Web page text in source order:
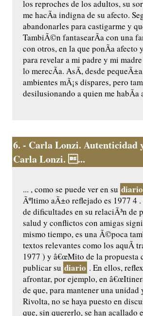
los reproches de los adultos, su
me hacÃ­a indigna de su afecto.
abandonarles para castigarme y
TambiÃ©n fantasearÃ­a con una
con otros, en la que ponÃ­a afecto
para revelar a mi padre y mi
lo merecÃ­a. AsÃ­, desde
ambientes mÃ¡s dispares, pero
desilusionando a quien me habÃ­a
6. - Carla Lonzi. Autenticidad
Carla Lonzi. ...
... , como se puede ver en su diario
Ãºltimo aÃ±o reflejado es 1977 4
de dificultades en su relaciÃ³n de
salud y conflictos con amigas
mismo tiempo, es una Ã©poca
textos relevantes como los aquÃ­
1977 ) y â€œMito de la propuesta
publicar su diario . En ellos,
afrontar, por ejemplo, en
de que, para mantener una
Rivolta, no se haya puesto en
que, sin quererlo, se han